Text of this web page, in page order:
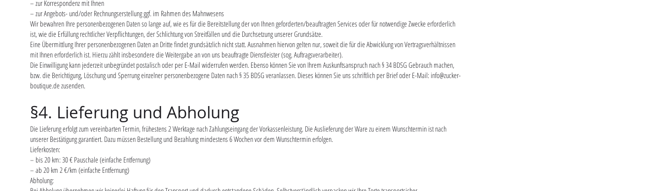
– zur Korrespondenz mit Ihnen
– zur Angebots- und/oder Rechnungserstellung ggf. im Rahmen des Mahnwesens
Wir bewahren Ihre personenbezogenen Daten so lange auf, wie es für die Bereitstellung der von Ihnen geforderten/beauftragten Services oder für notwendige Zwecke erforderlich
ist, wie die Erfüllung rechtlicher Verpflichtungen, der Schlichtung von Streitfällen und die Durchsetzung unserer Grundsätze.
Eine Übermittlung Ihrer personenbezogenen Daten an Dritte findet grundsätzlich nicht statt. Ausnahmen hiervon gelten nur, soweit die für die Abwicklung von Vertragsverhältnissen
mit Ihnen erforderlich ist. Hierzu zählt insbesondere die Weitergabe an von uns beauftragte Dienstleister (sog. Auftragsverarbeiter).
Die Einwilligung kann jederzeit unbegründet postalisch oder per E-Mail widerrufen werden. Ebenso können Sie von Ihrem Auskunftsanspruch nach § 34 BDSG Gebrauch machen,
bzw. die Berichtigung, Löschung und Sperrung einzelner personenbezogene Daten nach § 35 BDSG veranlassen. Dieses können Sie uns schriftlich per Brief oder E-Mail: info@zucker-
boutique.dezusenden.
§4. Lieferung und Abholung
Die Lieferung erfolgt zum vereinbarten Termin, frühestens 2 Werktage nach Zahlungseingang der Vorkassenleistung. Die Auslieferung der Ware zu einem Wunschtermin ist nach
unserer Bestätigung garantiert. Dazu müssen Bestellung und Bezahlung mindestens 6 Wochen vor dem Wunschtermin erfolgen.
Lieferkosten:
– bis 20 km: 30 € Pauschale (einfache Entfernung)
– ab 20 km 2 €/km (einfache Entfernung)
Abholung: